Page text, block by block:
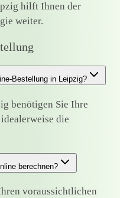
hilft Ihnen der
weiter.
Bestellung in Leipzig?
benötigen Sie Ihre
die
berechnen?
voraussichtlichen